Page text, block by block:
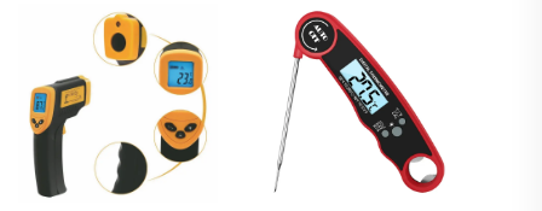
infraroodthermometer
handthermometer
niet bedoeld voor
gebruik bij mensen
OEM & ODM
ondersteund
voor huis, medisch,
sauna, school, bus
gebruik